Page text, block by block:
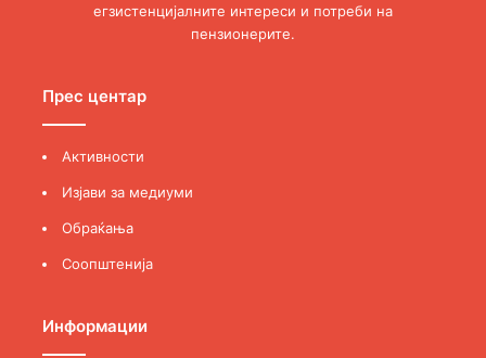
егзистенцијалните интереси и потреби на
пензионерите.
Прес центар
Активности
Изјави за медиуми
Обраќања
Соопштенија
Информации